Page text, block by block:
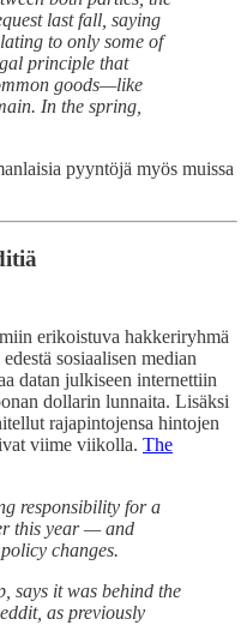
last fall, saying
to only some of
principle that
goods—like
In the spring,
pyyntöjä myös muissa
erikoistuva hakkeriryhmä
sosiaalisen median
datan julkiseen internettiin
dollarin lunnaita. Lisäksi
rajapintojensa hintojen
viime viikolla. The
responsibility for a
this year — and
changes.
says it was behind the
as previously